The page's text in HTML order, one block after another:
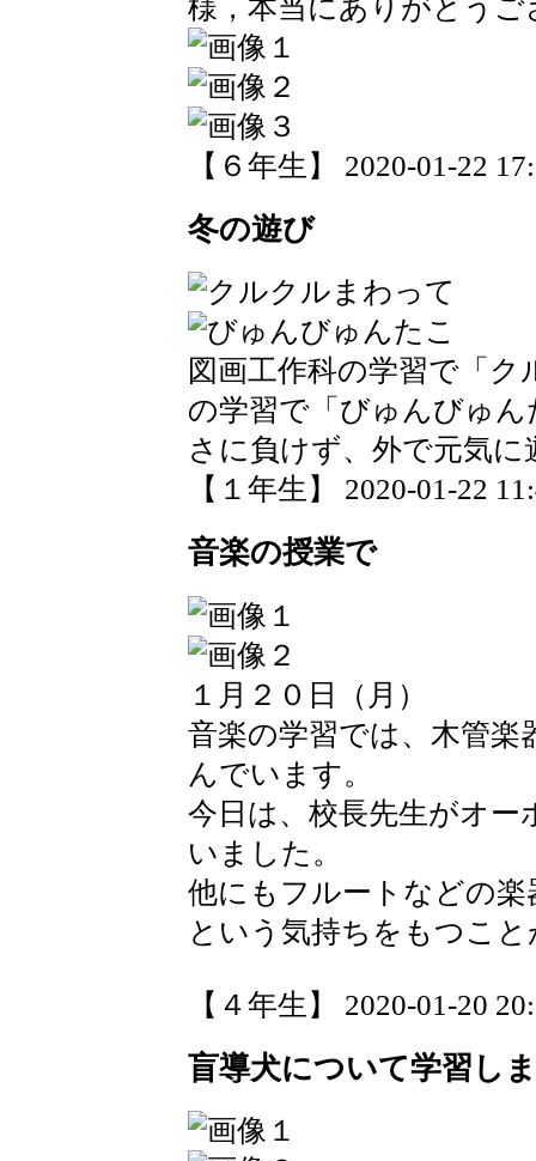
様，本当にありがとう
【６年生】 2020-01-22
冬の遊び
図画工作科の学習で「
の学習で「びゅんびゅ
さに負けず、外で元気に
【１年生】 2020-01-22
音楽の授業で
１月２０日（月）
音楽の学習では、木管楽
んでいます。
今日は、校長先生がオ
いました。
他にもフルートなどの
という気持ちをもつこ
【４年生】 2020-01-20
盲導犬について学習し